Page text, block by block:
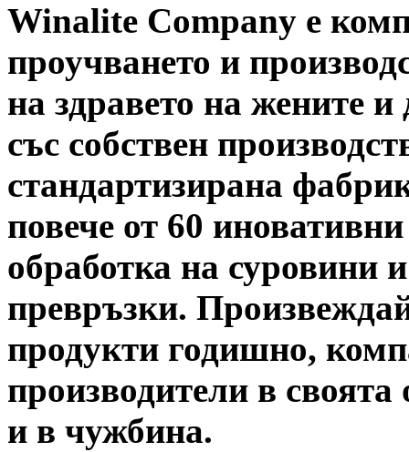
Winalite Сomраnу е
проучването и
на здравето на жените
със собствен
стандартизирана
повече от 60
обработка на суровини
превръзки.
продукти годишно,
производители в
и в чужбина.